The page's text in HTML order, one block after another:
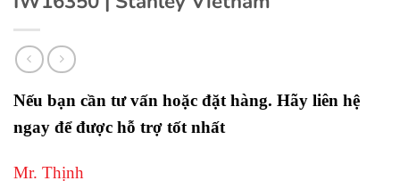
Nếu bạn cần tư vấn hoặc đặt hàng. Hãy liên hệ
ngay để được hỗ trợ tốt nhất
Mr. Thịnh